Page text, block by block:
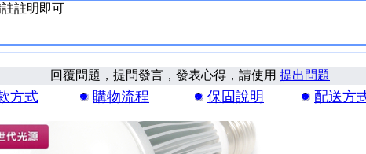
註明即可
回覆問題，提問發言，發表心得，請使用 提出問題
方式 購物流程 保固說明 配送方